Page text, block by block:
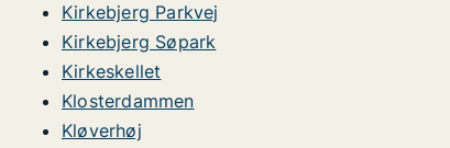
Kirkebjerg Parkvej
Kirkebjerg Søpark
Kirkeskellet
Klosterdammen
Kløverhøj